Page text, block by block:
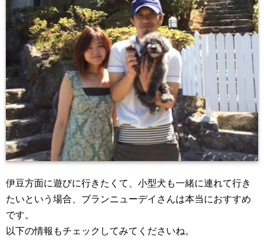
伊豆方面に遊びに行きたくて、小型犬も一緒に連れて行き
たいという場合、ブランニューデイさんは本当におすすめ
です。
以下の情報もチェックしてみてくださいね。